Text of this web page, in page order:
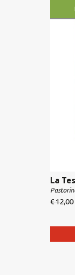
La
€12,00